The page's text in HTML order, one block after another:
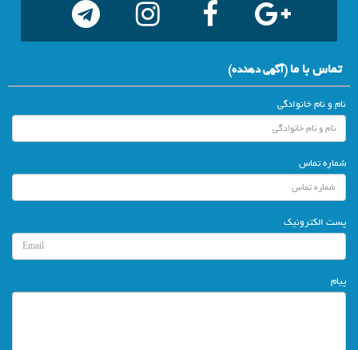
تماس با ما(آگهي دهنده)
نام و نام خانوادگی
شماره تماس
پست الکترونیک
پیام